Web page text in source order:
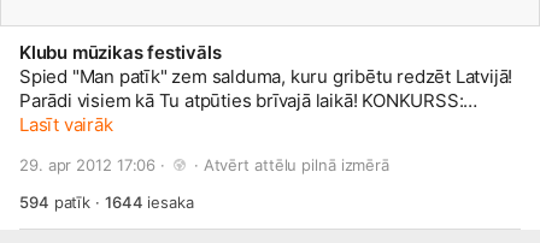
Klubu mūzikas festivāls
Spied "Man patīk" zem salduma, kuru gribētu redzēt Latvijā!
Parādi visiem kā Tu atpūties brīvajā laikā! KONKURSS:
www.draugiem.lv/klubs/api/kon...
- noskaidrosim gada labāko reģiona naktsklubu! SEKO
MUMS:www.draugiem.lv/klubs
Lasīt vairāk
29. apr 2012 17:06 · · Atvērt attēlu pilnā izmērā
594 patīk · 1644 iesaka